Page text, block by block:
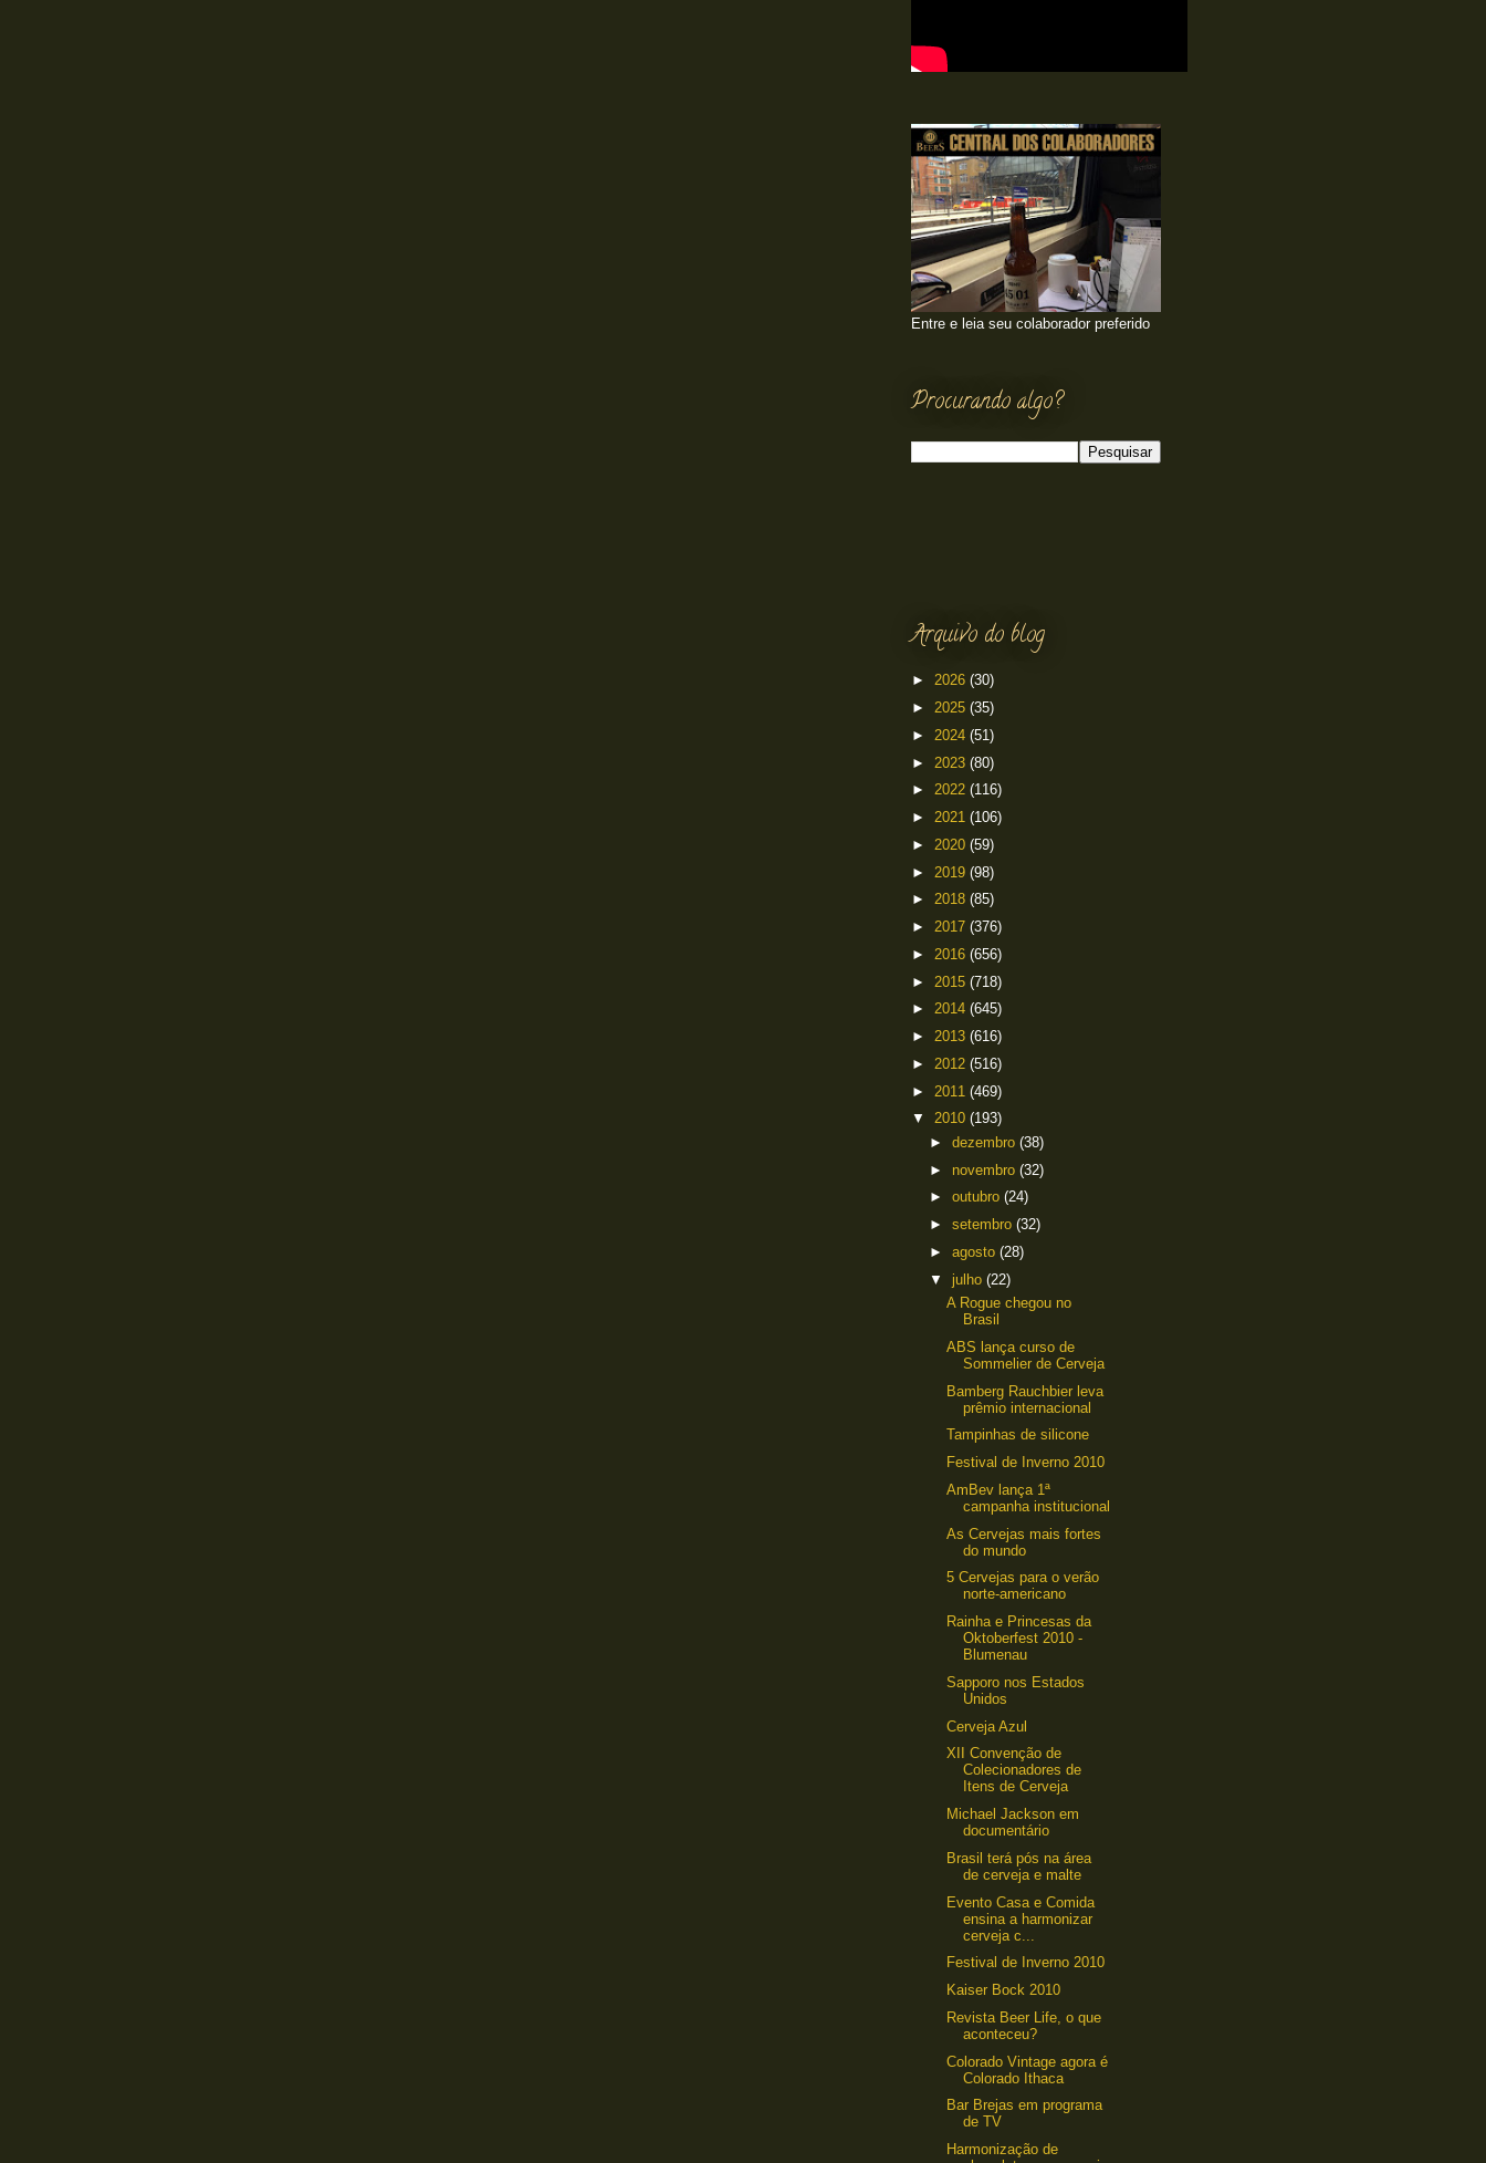
Entre e leia seu colaborador preferido
Procurando algo?
Arquivo do blog
► 2026 (30)
► 2025 (35)
► 2024 (51)
► 2023 (80)
► 2022 (116)
► 2021 (106)
► 2020 (59)
► 2019 (98)
► 2018 (85)
► 2017 (376)
► 2016 (656)
► 2015 (718)
► 2014 (645)
► 2013 (616)
► 2012 (516)
► 2011 (469)
▼ 2010 (193)
► dezembro (38)
► novembro (32)
► outubro (24)
► setembro (32)
► agosto (28)
▼ julho (22)
A Rogue chegou no
Brasil
ABS lança curso de
Sommelier de Cerveja
Bamberg Rauchbier leva
prêmio internacional
Tampinhas de silicone
Festival de Inverno 2010
AmBev lança 1ª
campanha institucional
As Cervejas mais fortes
do mundo
5 Cervejas para o verão
norte-americano
Rainha e Princesas da
Oktoberfest 2010 -
Blumenau
Sapporo nos Estados
Unidos
Cerveja Azul
XII Convenção de
Colecionadores de
Itens de Cerveja
Michael Jackson em
documentário
Brasil terá pós na área
de cerveja e malte
Evento Casa e Comida
ensina a harmonizar
cerveja c...
Festival de Inverno 2010
Kaiser Bock 2010
Revista Beer Life, o que
aconteceu?
Colorado Vintage agora é
Colorado Ithaca
Bar Brejas em programa
de TV
Harmonização de